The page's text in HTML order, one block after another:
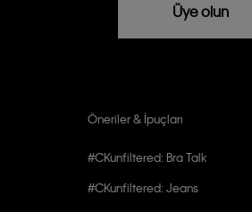
Üye olun
Öneriler & İpuçları
#CKunfiltered: Bra Talk
#CKunfiltered: Jeans